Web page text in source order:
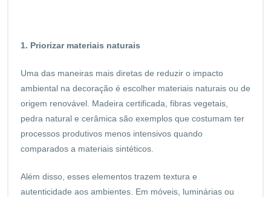
1. Priorizar materiais naturais
Uma das maneiras mais diretas de reduzir o impacto
ambiental na decoração é escolher materiais naturais ou de
origem renovável. Madeira certificada, fibras vegetais,
pedra natural e cerâmica são exemplos que costumam ter
processos produtivos menos intensivos quando
comparados a materiais sintéticos.
Além disso, esses elementos trazem textura e
autenticidade aos ambientes. Em móveis, luminárias ou